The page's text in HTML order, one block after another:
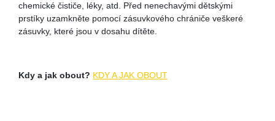
chemické čističe, léky, atd. Před nenechavými dětskými
prstíky uzamkněte pomocí zásuvkového chrániče veškeré
zásuvky, které jsou v dosahu dítěte.
Kdy a jak obout? KDY A JAK OBOUT